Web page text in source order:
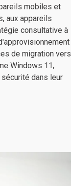
mobiles et
aux appareils
consultative à
de migration vers
Windows 11,
dans leur